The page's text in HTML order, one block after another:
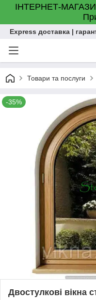
ІНТЕРНЕТ-
Express доставка |
Товари та послуги
-35%
Двостулкові вікна